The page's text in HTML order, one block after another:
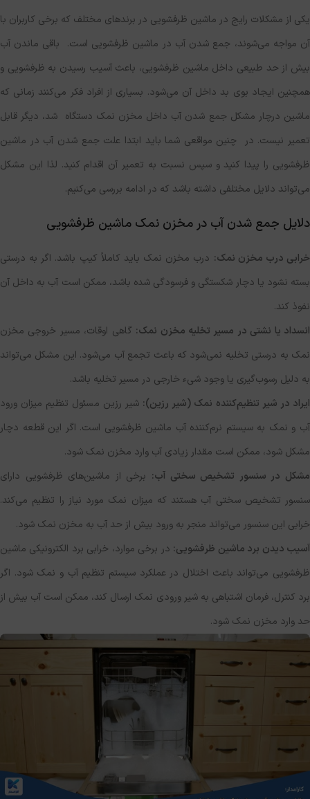
یکی از مشکلات رایج در ماشین ظرفشویی در برندهای مختلف که برخی کاربران با
آن مواجه می‌شوند، جمع شدن آب در ماشین ظرفشویی است. باقی ماندن آب
بیش از حد طبیعی داخل ماشین ظرفشویی، باعث آسیب رسیدن به ظرفشویی و
همچنین ایجاد بوی بد داخل آن می‌شود. بسیاری از افراد فکر می‌کنند زمانی که
ماشین درچار مشکل جمع شدن آب داخل مخزن نمک دستگاه شد، دیگر قابل
تعمیر نیست. در چنین مواقعی شما باید ابتدا علت جمع شدن آب در ماشین
ظرفشویی را پیدا کنید و سپس نسبت به تعمیر آن اقدام کنید. لذا این مشکل
می‌تواند دلایل مختلفی داشته باشد که در ادامه بررسی می‌کنیم.
دلایل جمع شدن آب در مخزن نمک ماشین ظرفشویی
خرابی درب مخزن نمک: درب مخزن نمک باید کاملاً کیپ باشد. اگر به درستی
بسته نشود یا دچار شکستگی و فرسودگی شده باشد، ممکن است آب به داخل آن
نفوذ کند.
انسداد یا نشتی در مسیر تخلیه مخزن نمک: گاهی اوقات، مسیر خروجی مخزن
نمک به درستی تخلیه نمی‌شود که باعث تجمع آب می‌شود. این مشکل می‌تواند
به دلیل رسوب‌گیری یا وجود شیء خارجی در مسیر تخلیه باشد.
ایراد در شیر تنظیم‌کننده نمک (شیر رزین): شیر رزین مسئول تنظیم میزان ورود
آب و نمک به سیستم نرم‌کننده آب ماشین ظرفشویی است. اگر این قطعه دچار
مشکل شود، ممکن است مقدار زیادی آب وارد مخزن نمک شود.
مشکل در سنسور تشخیص سختی آب: برخی از ماشین‌های ظرفشویی دارای
سنسور تشخیص سختی آب هستند که میزان نمک مورد نیاز را تنظیم می‌کند.
خرابی این سنسور می‌تواند منجر به ورود بیش از حد آب به مخزن نمک شود.
آسیب دیدن برد ماشین ظرفشویی: در برخی موارد، خرابی برد الکترونیکی ماشین
ظرفشویی می‌تواند باعث اختلال در عملکرد سیستم تنظیم آب و نمک شود. اگر
برد کنترل، فرمان اشتباهی به شیر ورودی نمک ارسال کند، ممکن است آب بیش از
حد وارد مخزن نمک شود.